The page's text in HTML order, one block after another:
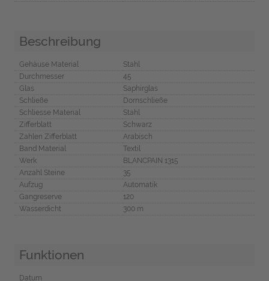
Beschreibung
Gehäuse Material
Stahl
Durchmesser
45
Glas
Saphirglas
Schließe
Dornschließe
Schliesse Material
Stahl
Zifferblatt
Schwarz
Zahlen Zifferblatt
Arabisch
Band Material
Textil
Werk
BLANCPAIN 1315
Anzahl Steine
35
Aufzug
Automatik
Gangreserve
120
Wasserdicht
300 m
Funktionen
Datum